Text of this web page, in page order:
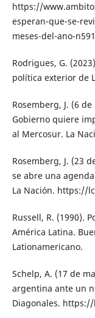
https://
esperan-que-se-
meses-del-ano-
Rodrigues, G.
política exterior de
Rosemberg, J. (6
Gobierno quiere
al Mercosur. La
Rosemberg, J. (23
se abre una
La Nación. https://
Russell, R. (1990).
América Latina.
Lationamericano.
Schelp, A. (17 de
argentina ante un
Diagonales. https://